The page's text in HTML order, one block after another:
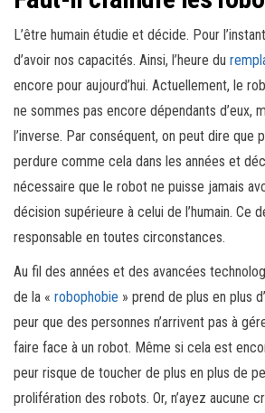
L’être humain étudie et décide. Pour
d’avoir nos capacités. Ainsi, l’heure du
encore pour aujourd’hui. Actuellement, le
ne sommes pas encore dépendants d’eux,
l’inverse. Par conséquent, on peut dire que
perdure comme cela dans les années et
nécessaire que le robot ne puisse jamais
décision supérieure à celui de l’humain. Ce
responsable en toutes circonstances.
Au fil des années et des avancées
de la « robophobie » prend de plus en plus
peur que des personnes n’arrivent pas à
faire face à un robot. Même si cela est
peur risque de toucher de plus en plus de
prolifération des robots. Or, n’ayez aucune